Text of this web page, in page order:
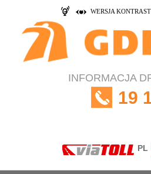
WERSJA
INFORMACJA
19
PL